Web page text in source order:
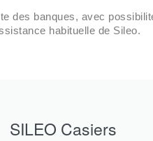
des banques, avec
habituelle de Sileo.
SILEO Casiers